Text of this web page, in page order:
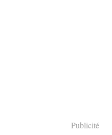
Publicité